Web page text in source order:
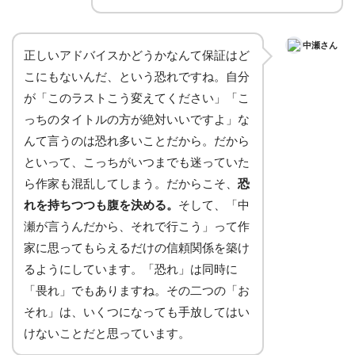
正しいアドバイスかどうかなんて保証はど
こにもないんだ、という恐れですね。自分
が「このラストこう変えてください」「こ
っちのタイトルの方が絶対いいですよ」な
んて言うのは恐れ多いことだから。だから
といって、こっちがいつまでも迷っていた
ら作家も混乱してしまう。だからこそ、 恐
れを持ちつつも腹を決める。 そして、「中
瀬が言うんだから、それで行こう」って作
家に思ってもらえるだけの信頼関係を築け
るようにしています。「恐れ」は同時に
「畏れ」でもありますね。その二つの「お
それ」は、いくつになっても手放してはい
けないことだと思っています。
中瀬さん